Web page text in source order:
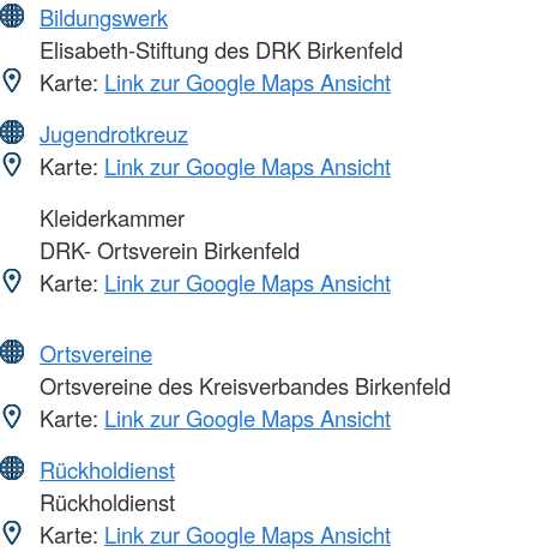
Bildungswerk
Elisabeth-Stiftung des DRK Birkenfeld
Karte: Link zur Google Maps Ansicht
Jugendrotkreuz
Karte: Link zur Google Maps Ansicht
Kleiderkammer
DRK- Ortsverein Birkenfeld
Karte: Link zur Google Maps Ansicht
Ortsvereine
Ortsvereine des Kreisverbandes Birkenfeld
Karte: Link zur Google Maps Ansicht
Rückholdienst
Rückholdienst
Karte: Link zur Google Maps Ansicht